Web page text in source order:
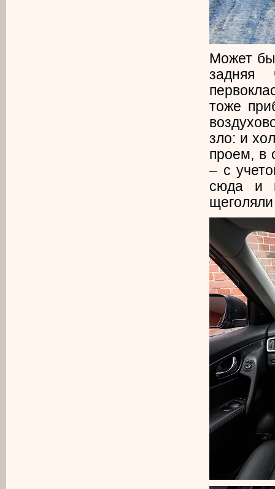
Может
задняя
тоже
зло: и
проем, в
– с
сюда и